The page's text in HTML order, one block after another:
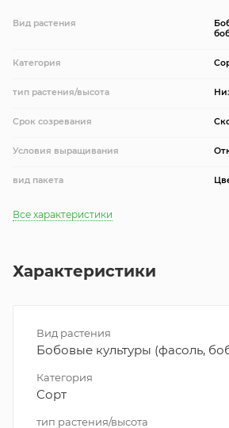
Вид растения
Категория
тип растения/высота
Срок созревания
Условия выращивания
вид пакета
Все характеристики
Характеристики
Вид растения
Бобовые культуры (фасоль,
Категория
Сорт
тип растения/высота